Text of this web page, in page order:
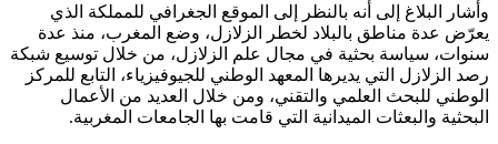
وأشار البلاغ إلى أنه بالنظر إلى الموقع الجغرافي للمملكة الذي
يعرّض عدة مناطق بالبلاد لخطر الزلازل، وضع المغرب، منذ عدة
سنوات، سياسة بحثية في مجال علم الزلازل، من خلال توسيع شبكة
رصد الزلازل التي يديرها المعهد الوطني للجيوفيزياء، التابع للمركز
الوطني للبحث العلمي والتقني، ومن خلال العديد من الأعمال
البحثية والبعثات الميدانية التي قامت بها الجامعات المغربية.